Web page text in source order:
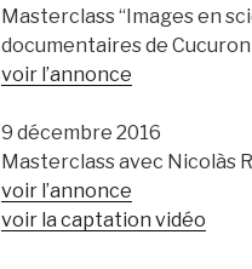
Masterclass “Images en
documentaires de Cucuron
voir l’annonce
9 décembre 2016
Masterclass avec Nicolàs
voir l’annonce
voir la captation vidéo